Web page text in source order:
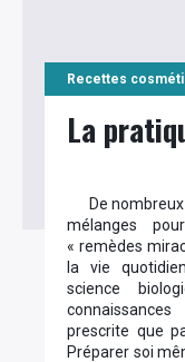
Recettes
La
De
mélanges
« remèdes
la vie
science
prescrite que
Préparer soi